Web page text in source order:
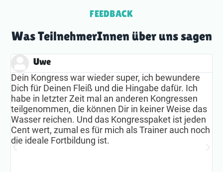
FEEDBACK
Was TeilnehmerInnen über uns sagen
Uwe
Dein Kongress war wieder super, ich bewundere
Dich für Deinen Fleiß und die Hingabe dafür. Ich
habe in letzter Zeit mal an anderen Kongressen
teilgenommen, die können Dir in keiner Weise das
Wasser reichen. Und das Kongresspaket ist jeden
Cent wert, zumal es für mich als Trainer auch noch
die ideale Fortbildung ist.